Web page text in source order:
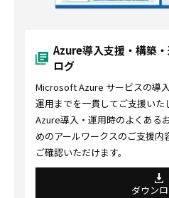
Azure導入支援・構築
ログ
Microsoft Azure サービスの導
運用までを一貫してご支援いた
Azure導入・運用時のよくある
めのアールワークスのご支援
ご確認いただけます。
ダウン